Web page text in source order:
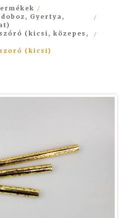
Gyertya,
(kicsi, közepes,
(kicsi)